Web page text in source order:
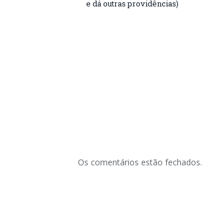
e dá outras providências)
Os comentários estão fechados.